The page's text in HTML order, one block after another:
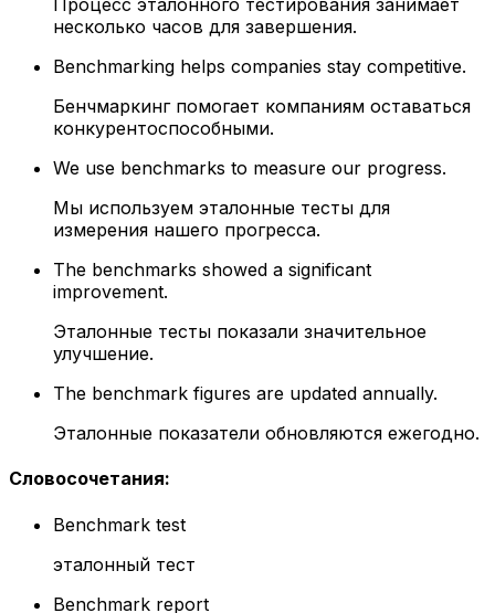
Процесс эталонного тестирования занимает
несколько часов для завершения.
Benchmarking helps companies stay competitive.
Бенчмаркинг помогает компаниям оставаться
конкурентоспособными.
We use benchmarks to measure our progress.
Мы используем эталонные тесты для
измерения нашего прогресса.
The benchmarks showed a significant
improvement.
Эталонные тесты показали значительное
улучшение.
The benchmark figures are updated annually.
Эталонные показатели обновляются ежегодно.
Словосочетания:
Benchmark test
эталонный тест
Benchmark report